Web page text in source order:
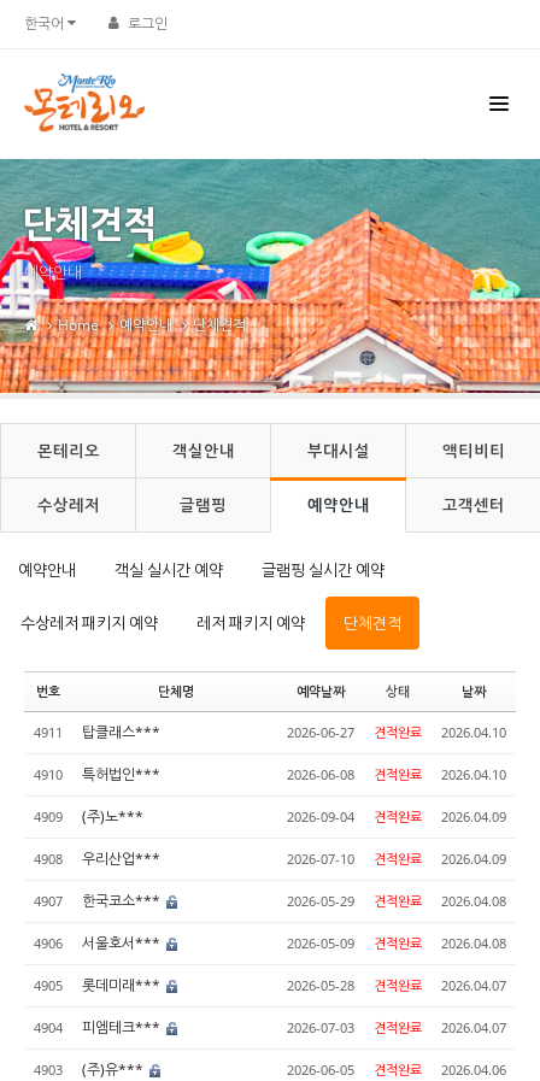
한국어 로그인
단체견적
예약안내
Home 예약안내 단체견적
몬테리오 객실안내 부대시설 액티비티
수상레저 글램핑 예약안내 고객센터
예약안내 객실 실시간 예약 글램핑 실시간 예약
수상레저 패키지 예약 레저 패키지 예약 단체견적
번호 단체명 예약날짜 상태 날짜
4911 탑클래스*** 2026-06-27 견적완료 2026.04.10
4910 특허법인*** 2026-06-08 견적완료 2026.04.10
4909 (주)노*** 2026-09-04 견적완료 2026.04.09
4908 우리산업*** 2026-07-10 견적완료 2026.04.09
4907 한국코소*** 2026-05-29 견적완료 2026.04.08
4906 서울호서*** 2026-05-09 견적완료 2026.04.08
4905 롯데미래*** 2026-05-28 견적완료 2026.04.07
4904 피엠테크*** 2026-07-03 견적완료 2026.04.07
4903 (주)유*** 2026-06-05 견적완료 2026.04.06
Sketchbook5, 스케치북5